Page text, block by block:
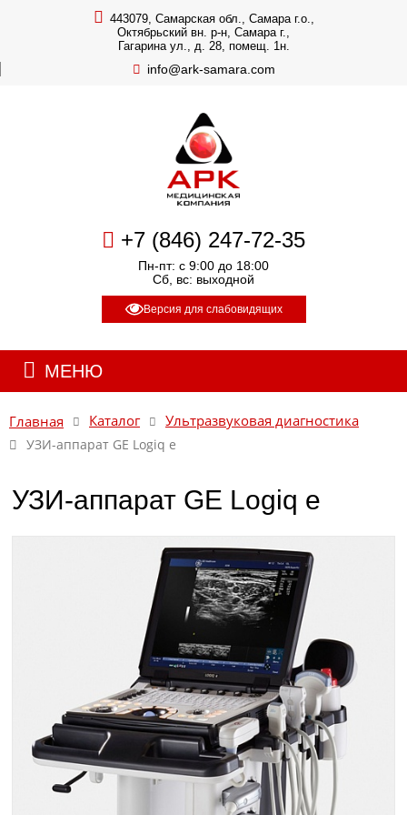
443079, Самарская обл., Самара г.о.,
Октябрьский вн. р-н, Самара г.,
Гагарина ул., д. 28, помещ. 1н.
info@ark-samara.com
+7 (846) 247-72-35
Пн-пт: с 9:00 до 18:00
Сб, вс: выходной
Версия для слабовидящих
МЕНЮ
Главная Каталог Ультразвуковая диагностика
УЗИ-аппарат GE Logiq e
УЗИ-аппарат GE Logiq e